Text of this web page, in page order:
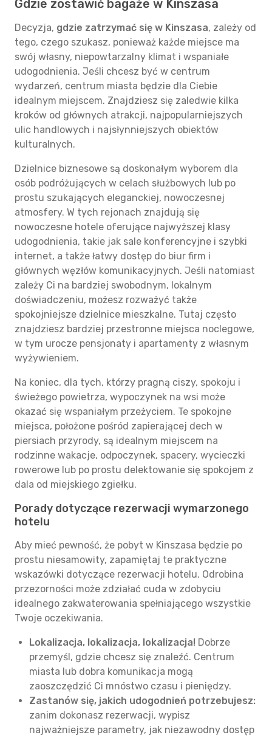
Gdzie zostawić bagaże w Kinszasa
Decyzja, gdzie zatrzymać się w Kinszasa, zależy od
tego, czego szukasz, ponieważ każde miejsce ma
swój własny, niepowtarzalny klimat i wspaniałe
udogodnienia. Jeśli chcesz być w centrum
wydarzeń, centrum miasta będzie dla Ciebie
idealnym miejscem. Znajdziesz się zaledwie kilka
kroków od głównych atrakcji, najpopularniejszych
ulic handlowych i najsłynniejszych obiektów
kulturalnych.
Dzielnice biznesowe są doskonałym wyborem dla
osób podróżujących w celach służbowych lub po
prostu szukających eleganckiej, nowoczesnej
atmosfery. W tych rejonach znajdują się
nowoczesne hotele oferujące najwyższej klasy
udogodnienia, takie jak sale konferencyjne i szybki
internet, a także łatwy dostęp do biur firm i
głównych węzłów komunikacyjnych. Jeśli natomiast
zależy Ci na bardziej swobodnym, lokalnym
doświadczeniu, możesz rozważyć także
spokojniejsze dzielnice mieszkalne. Tutaj często
znajdziesz bardziej przestronne miejsca noclegowe,
w tym urocze pensjonaty i apartamenty z własnym
wyżywieniem.
Na koniec, dla tych, którzy pragną ciszy, spokoju i
świeżego powietrza, wypoczynek na wsi może
okazać się wspaniałym przeżyciem. Te spokojne
miejsca, położone pośród zapierającej dech w
piersiach przyrody, są idealnym miejscem na
rodzinne wakacje, odpoczynek, spacery, wycieczki
rowerowe lub po prostu delektowanie się spokojem z
dala od miejskiego zgiełku.
Porady dotyczące rezerwacji wymarzonego
hotelu
Aby mieć pewność, że pobyt w Kinszasa będzie po
prostu niesamowity, zapamiętaj te praktyczne
wskazówki dotyczące rezerwacji hotelu. Odrobina
przezorności może zdziałać cuda w zdobyciu
idealnego zakwaterowania spełniającego wszystkie
Twoje oczekiwania.
Lokalizacja, lokalizacja, lokalizacja! Dobrze
przemyśl, gdzie chcesz się znaleźć. Centrum
miasta lub dobra komunikacja mogą
zaoszczędzić Ci mnóstwo czasu i pieniędzy.
Zastanów się, jakich udogodnień potrzebujesz:
zanim dokonasz rezerwacji, wypisz
najważniejsze parametry, jak niezawodny dostęp